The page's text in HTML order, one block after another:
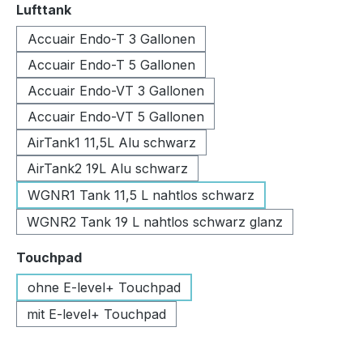
Lufttankauswählen
Accuair Endo-T 3 Gallonen
Accuair Endo-T 5 Gallonen
Accuair Endo-VT 3 Gallonen
Accuair Endo-VT 5 Gallonen
AirTank1 11,5L Alu schwarz
AirTank2 19L Alu schwarz
WGNR1 Tank 11,5 L nahtlos schwarz
WGNR2 Tank 19 L nahtlos schwarz glanz
Touchpadauswählen
ohne E-level+ Touchpad
mit E-level+ Touchpad